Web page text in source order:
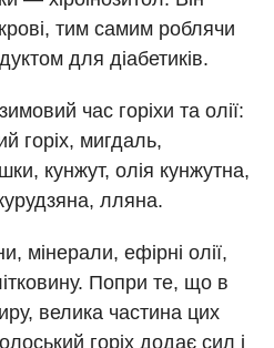
тим самим роблячи
для діабетиків.
час горіхи та олії:
горіх, мигдаль,
кунжут, олія кунжутна,
лляна.
мінерали, ефірні олії,
Попри те, що в
велика частина цих
горіх додає сил і